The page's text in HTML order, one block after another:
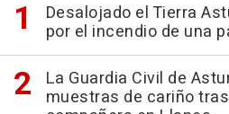
Desalojado el Tierra
por el incendio de una
La Guardia Civil de
muestras de cariño